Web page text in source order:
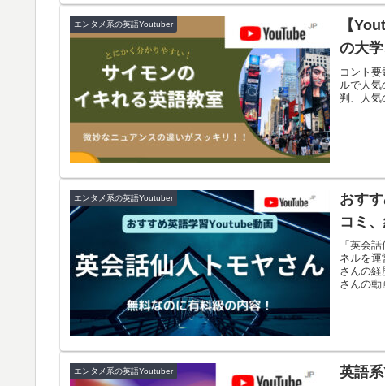
エンタメ系の英語Youtuber
【
の大
コント
ルで人
判、人気
エンタメ系の英語Youtuber
おす
コミ
「英会
ネルを運
さんの
さんの動
エンタメ系の英語Youtuber
英語